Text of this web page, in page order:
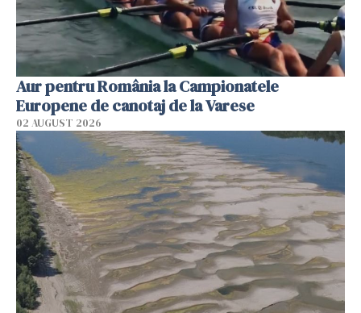
Aur pentru România la Campionatele
Europene de canotaj de la Varese
02 AUGUST 2026